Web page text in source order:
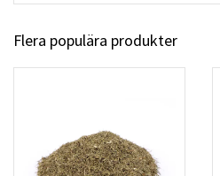
Flera populära produkter